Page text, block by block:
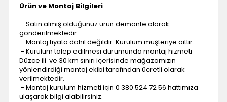
Ürün ve Montaj Bilgileri
- Satın almış olduğunuz ürün demonte olarak
gönderilmektedir.
- Montaj fiyata dahil değildir. Kurulum müşteriye aittir.
- Kurulum talep edilmesi durumunda montaj hizmeti
Düzce ili ve 30 km sınırı içerisinde mağazamızın
yönlendirdiği montaj ekibi tarafından ücretli olarak
verilmektedir.
- Montaj kurulum hizmeti için 0 380 524 72 56 hattımıza
ulaşarak bilgi alabilirsiniz.